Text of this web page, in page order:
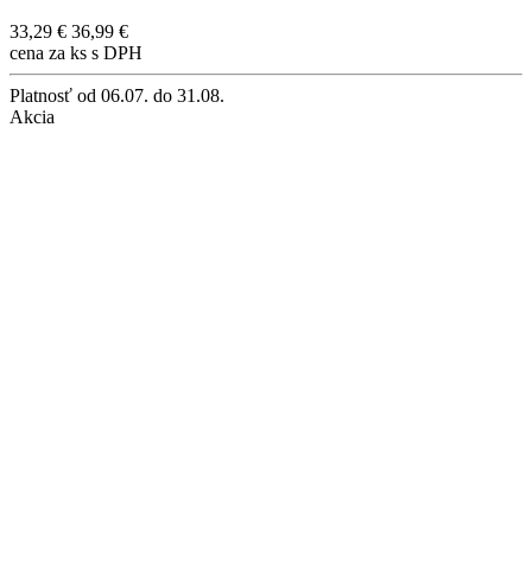
33,29 € 36,99 €
cena za ks s DPH
Platnosť od 06.07. do 31.08.
Akcia